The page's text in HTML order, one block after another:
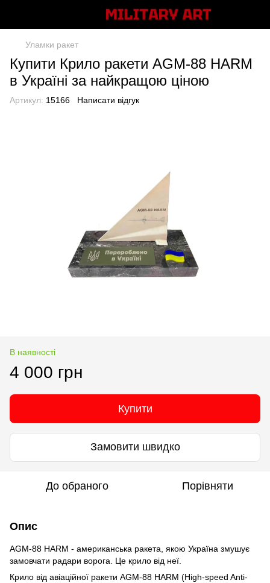
Уламки ракет
Купити Крило ракети AGM-88 HARM
в Україні за найкращою ціною
Артикул: 15166 Написати відгук
В наявності
4 000 грн
Купити
Замовити швидко
До обраного Порівняти
Опис
AGM-88 HARM - американська ракета, якою Україна змушує
замовчати радари ворога. Це крило від неї.
Крило від авіаційної ракети AGM-88 HARM (High-speed Anti-